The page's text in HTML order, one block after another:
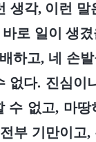
생각, 이런
로 일이 생
하고, 네 손
없다. 진심이
수 없고, 마
부 기만이고,